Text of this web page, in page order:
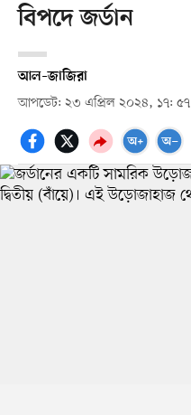
বিপদে জর্ডান
আল–জাজিরা
আপডেট: ২৩ এপ্রিল ২০২৪, ১৭: ৫৭